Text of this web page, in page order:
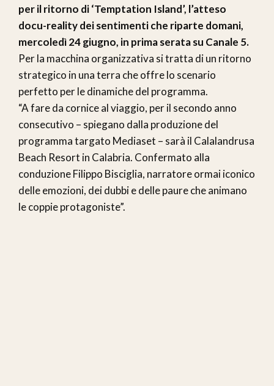
per il ritorno di ‘Temptation Island’, l’atteso
docu-reality dei sentimenti che riparte domani,
mercoledì 24 giugno, in prima serata su Canale 5.
Per la macchina organizzativa si tratta di un ritorno
strategico in una terra che offre lo scenario
perfetto per le dinamiche del programma.
“A fare da cornice al viaggio, per il secondo anno
consecutivo – spiegano dalla produzione del
programma targato Mediaset – sarà il Calalandrusa
Beach Resort in Calabria. Confermato alla
conduzione Filippo Bisciglia, narratore ormai iconico
delle emozioni, dei dubbi e delle paure che animano
le coppie protagoniste”.